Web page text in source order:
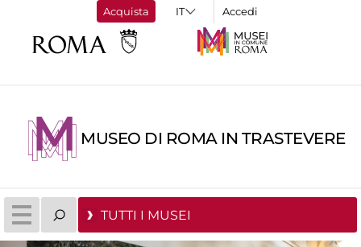
Acquista Accedi
MUSEO DI ROMA IN TRASTEVERE
TUTTI I MUSEI